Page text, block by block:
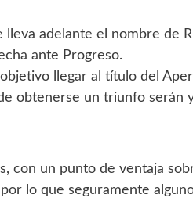
adelante el nombre de
ante Progreso.
llegar al título del
obtenerse un triunfo serán
con un punto de ventaja
lo que seguramente